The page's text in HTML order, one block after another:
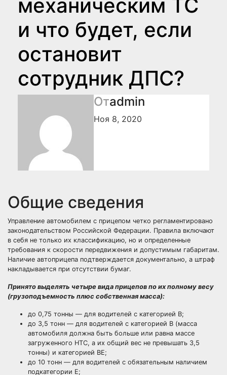
механическим ТС
и что будет, если
остановит
сотрудник ДПС?
Отadmin
Ноя 8, 2020
Общие сведения
Управление автомобилем с прицепом четко регламентировано
законодательством Российской Федерации. Правила включают
в себя не только их классификацию, но и определенные
требования к скорости передвижения и допустимым габаритам.
Наличие автоприцепа подтверждается документально, а штраф
накладывается при отсутствии бумаг.
Принято выделять четыре вида прицепов по их полному весу
(грузоподъемность плюс собственная масса):
до 0,75 тонны — для водителей с категорией В;
до 3,5 тонн — для водителей с категорией В (масса
автомобиля должна быть больше или равна массе
загруженного НТС, а их общий вес не превышать 3,5
тонны) и категорией ВЕ;
до 10 тонн — для водителей с обязательным наличием
подкатегории Е;